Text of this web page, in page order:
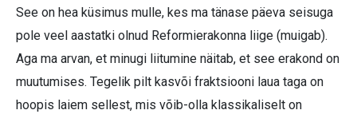
See on hea küsimus mulle, kes ma tänase päeva seisuga
pole veel aastatki olnud Reformierakonna liige (muigab).
Aga ma arvan, et minugi liitumine näitab, et see erakond on
muutumises. Tegelik pilt kasvõi fraktsiooni laua taga on
hoopis laiem sellest, mis võib-olla klassikaliselt on